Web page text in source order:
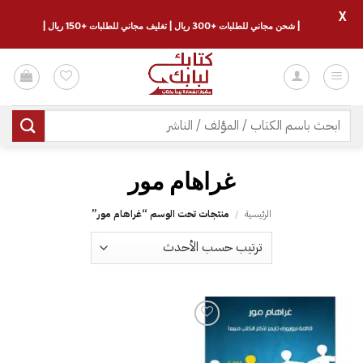
للمحتوى
البحث
عن:
الرئيسية / منتجات تحت الوسم “‎غراهام مور‎”
قائمة
| شحن مجاني للطلبات +300 ريال | تغليف مجاني للطلبات +150 ريال |
X